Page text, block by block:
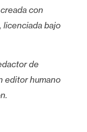
con
licenciada bajo
de
editor humano